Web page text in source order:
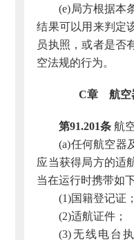
(e)局方根据本
结果可以用来判定
员执照，或者是否
空法规的行为。
C章 航空
第91.201条 航
(a)任何航空器
应当获得局方的适
当在运行时携带如
(1)国籍登记证；
(2)适航证件；
(3)无线电台